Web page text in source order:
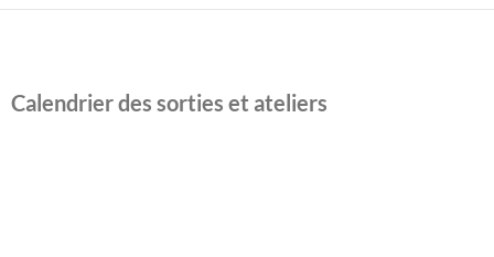
Calendrier des sorties et ateliers